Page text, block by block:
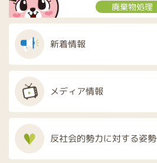
廃棄物処理
新着情報
メディア情報
反社会的勢力に対する姿勢